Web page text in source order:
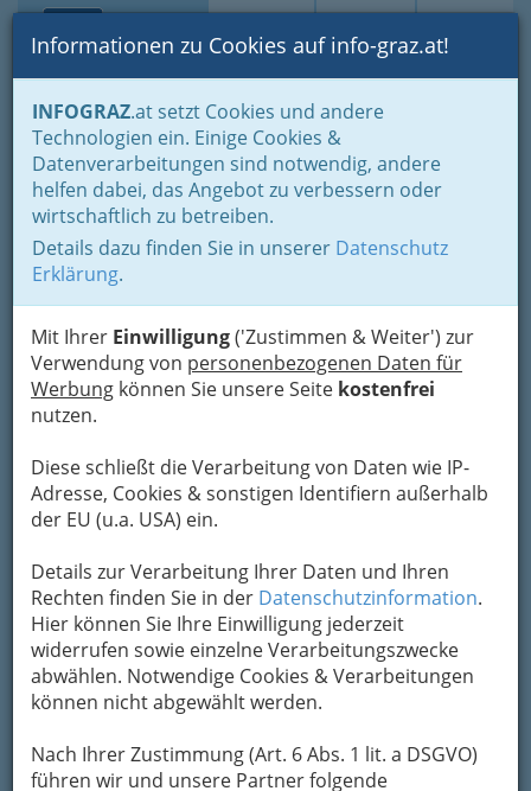
Suche Login Toggle
Informationen zu Cookies auf info-graz.at!
INFOGRAZ.at setzt Cookies und andere
Technologien ein. Einige Cookies &
Datenverarbeitungen sind notwendig, andere
helfen dabei, das Angebot zu verbessern oder
wirtschaftlich zu betreiben.
Details dazu finden Sie in unserer Datenschutz
Erklärung.
Mit Ihrer Einwilligung('Zustimmen & Weiter') zur
Verwendung von personenbezogenen Daten für
Werbung können Sie unsere Seite kostenfrei
nutzen.
Diese schließt die Verarbeitung von Daten wie IP-
Adresse, Cookies & sonstigen Identifiern außerhalb
der EU (u.a. USA) ein.
Details zur Verarbeitung Ihrer Daten und Ihren
Rechten finden Sie in der Datenschutzinformation.
Hier können Sie Ihre Einwilligung jederzeit
widerrufen sowie einzelne Verarbeitungszwecke
abwählen. Notwendige Cookies & Verarbeitungen
können nicht abgewählt werden.
Nach Ihrer Zustimmung (Art. 6 Abs. 1 lit. a DSGVO)
führen wir und unsere Partner folgende
Home Branchen
Bauen - der Weg zum eigenen Haus
Immobilienbüros, Immobilienmakler, Immobilienverwalter und
Immobilientreuhänder
Rund um Immobilien
Adressen von Immobilienbüros / Makler bzw. Maklerin
Angela Eder Immobilien
Feuerbachgasse 17, 8020 Graz
+43 664 4339 666
Karte
Karte anzeigen
Kontaktaufnahme
Um die Info-Graz Firmenvor Spam-Mails zu
bewahren, verwenden wir an dieser Stelle zur
Übermittlung Ihrer Nachricht ein sicheres
Formular. Ihre Nachricht wird nach dem
Absenden umgehend per Mail an das
Unternehmen Angela Eder Immobilien
Mein Name